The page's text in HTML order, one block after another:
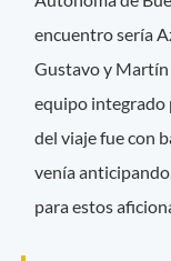
encuentro sería
Gustavo y Martín
equipo integrado
del viaje fue con
venía
para estos